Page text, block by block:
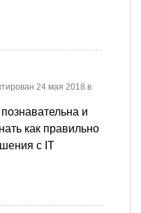
24 мая 2018 в
и
как правильно
с IT